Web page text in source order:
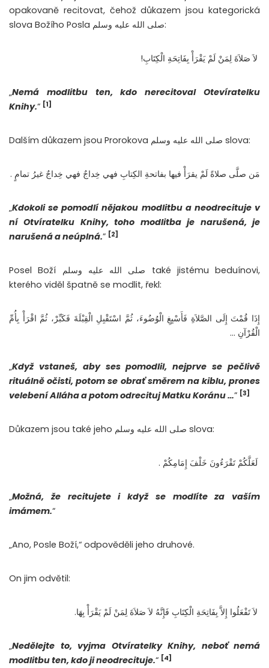
opakovaně recitovat, čehož důkazem jsou kategorická
slova Božího Posla صلى الله عليه وسلم:‬
‏ لاَ صَلاَةَ لِمَنْ لَمْ يَقْرَأْ بِفَاتِحَةِ الْكِتَابِ!
„Nemá modlitbu ten, kdo nerecitoval Otevíratelku
Knihy.“ [1]
Dalším důkazem jsou Prorokova صلى الله عليه وسلم slova:
مَن صلَّى صلاةً لَمْ يقرَأْ فيها بفاتحةِ الكِتابِ فهي خِداجٌ فهي خِداجٌ غيرُ تمامٍ .‬
„Kdokoli se pomodlí nějakou modlitbu a neodrecituje v
ní Otvíratelku Knihy, toho modlitba je narušená, je
narušená a neúplná.” [2]
Posel Boží صلى الله عليه وسلم také jistému beduínovi,
kterého viděl špatně se modlit, řekl:
إِذَا قُمْتَ إِلَى الصَّلاَةِ فَأَسْبِغِ الْوُضُوءَ، ثُمَّ اسْتَقْبِلِ الْقِبْلَةَ فَكَبِّرْ، ثُمَّ اقْرَأْ بِأُمِّ
الْقُرْآنِ …‬
„Když vstaneš, aby ses pomodlil, nejprve se pečlivě
rituálně očisti, potom se obrať směrem na kiblu, prones
velebení Alláha a potom odrecituj Matku Koránu …” [3]
Důkazem jsou také jeho ‫صلى الله عليه وسلم‬ slova:
‫‏ لَعَلَّكُمْ تَقْرَءُونَ خَلْفَ إِمَامِكُمْ .
„Možná, že recitujete i když se modlíte za vaším
imámem.“
„Ano, Posle Boží,“ odpověděli jeho druhové.
On jim odvětil:
‏ لاَ تَفْعَلُوا إِلاَّ بِفَاتِحَةِ الْكِتَابِ فَإِنَّهُ لاَ صَلاَةَ لِمَنْ لَمْ يَقْرَأْ بِهَا.
„Nedělejte to, vyjma Otvíratelky Knihy, neboť nemá
modlitbu ten, kdo ji neodrecituje.“ [4]